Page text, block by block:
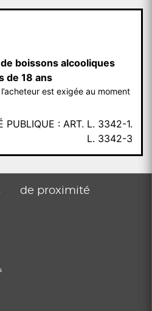
boissons alcooliques
de 18 ans
est exigée au moment
PUBLIQUE : ART. L. 3342-1.
L. 3342-3
de proximité